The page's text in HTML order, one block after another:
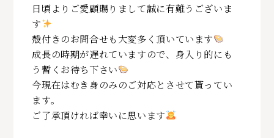
日頃よりご愛顧賜りまして誠に有難うございま
す
殻付きのお問合せも大変多く頂いています
成長の時期が遅れていますので、身入り的にも
う暫くお待ち下さい
今現在はむき身のみのご対応とさせて貰ってい
ます。
ご了承頂ければ幸いに思います